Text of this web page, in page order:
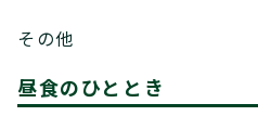
その他
昼食のひととき